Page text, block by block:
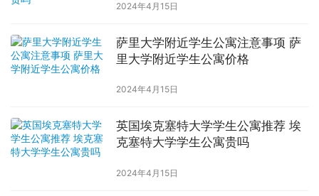
2024年4月15日
萨里大学附近学生公寓注意事项 萨
里大学附近学生公寓价格
2024年4月15日
英国埃克塞特大学学生公寓推荐 埃
克塞特大学学生公寓贵吗
2024年4月15日